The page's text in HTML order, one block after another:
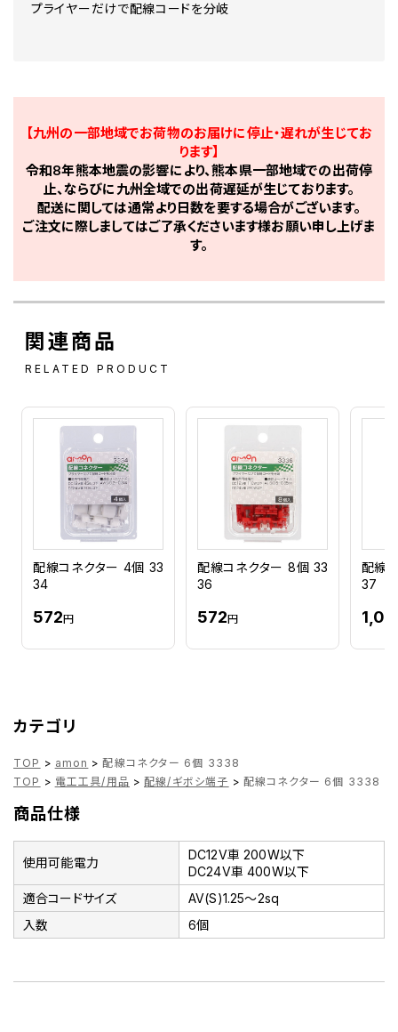
プライヤーだけで配線コードを分岐
【九州の一部地域でお荷物のお届けに停止・遅れが生じてお
ります】
令和8年熊本地震の影響により、熊本県一部地域での出荷停
止、ならびに九州全域での出荷遅延が生じております。
配送に関しては通常より日数を要する場合がございます。
ご注文に際しましてはご了承くださいます様お願い申し上げま
す。
関連商品
RELATED PRODUCT
配線コネクター 4個 33
34
572円
配線コネクター 8個 33
36
572円
配線
37
カテゴリ
TOP > amon > 配線コネクター 6個 3338
TOP > 電工工具/用品 > 配線/ギボシ端子 > 配線コネクター 6個 3338
商品仕様
使用可能電力
DC12V車 200W以下
DC24V車 400W以下
適合コードサイズ
AV(S)1.25～2sq
入数
6個